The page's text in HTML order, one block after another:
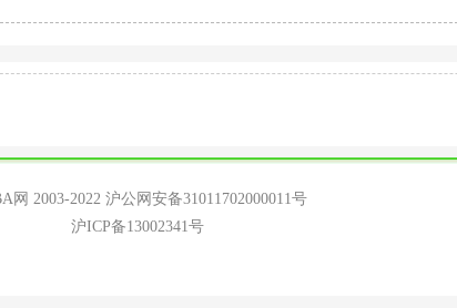
网 2003-2022 沪公网安备31011702000011号
沪ICP备13002341号